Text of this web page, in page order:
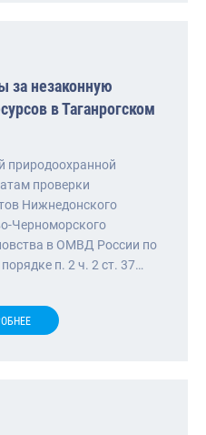
за незаконную
в Таганрогском
природоохранной
проверки
Нижнедонского
Черноморского
в ОМВД России по
п. 2 ч. 2 ст. 37…